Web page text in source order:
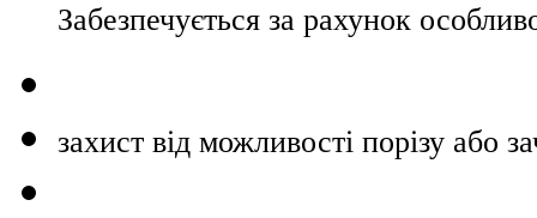
Забезпечується за рахунок
захист від можливості порізу або